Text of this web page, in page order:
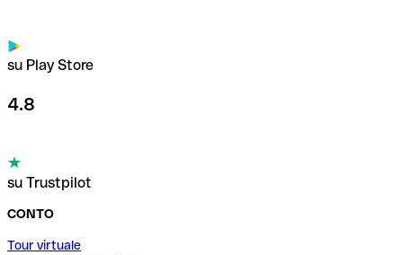
su Play Store
4.8
su Trustpilot
CONTO
Tour virtuale